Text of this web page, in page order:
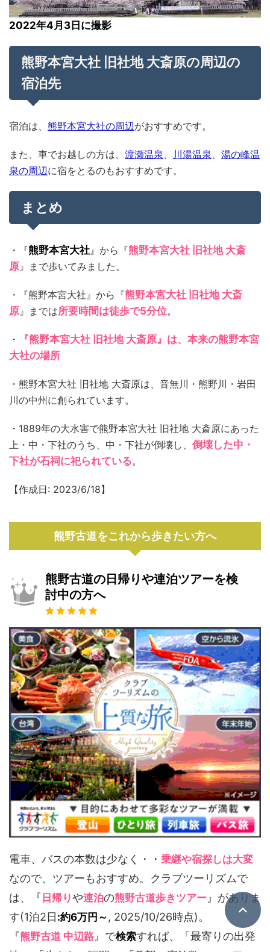
2022年4月3日に撮影
熊野本宮大社 旧社地 大斎原の周辺の
宿泊先
宿泊は、 熊野本宮大社の周辺がおすすめです。
また、車でお越しの方は、 渡瀬温泉、 川湯温泉、 湯の峰温
泉の周辺に宿をとるのもおすすめです。
まとめ
・『熊野本宮大社』から『熊野本宮大社 旧社地 大斎
原』まで歩いてみました。
・『熊野本宮大社』から『熊野本宮大社 旧社地 大斎
原』までは所要時間は徒歩で5分位。
・
『熊野本宮大社 旧社地 ⼤斎原』は、本来の熊野本宮
大社の場所
・熊野本宮大社 旧社地 大斎原は、音無川・熊野川・岩田
川の中州に創られています。
・1889年の大水害で熊野本宮大社 旧社地 大斎原にあった
上・中・下社のうち、中・下社が倒壊し、 倒壊した中・
下社が石祠に祀られている。
【作成日: 2023/6/18】
熊野古道をこれから歩きたい方へ
熊野古道の日帰りや連泊ツアーを検
討中の方へ
電車、バスの本数は少なく・・ 乗継や宿探しは大変
なので、ツアーもおすすめ。クラブツーリズムで
は、『 日帰りや連泊の熊野古道歩きツアー 』がありま
す(1泊2日 :約6万円～ , 2025/10/26時点)。
『熊野古道 中辺路 』で検索すれば、「最寄りの出発